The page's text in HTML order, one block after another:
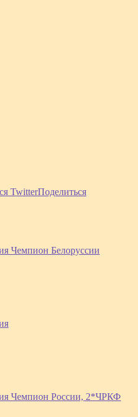
TwitterПоделиться
Чемпион Белоруссии
Чемпион России, 2*ЧРКФ